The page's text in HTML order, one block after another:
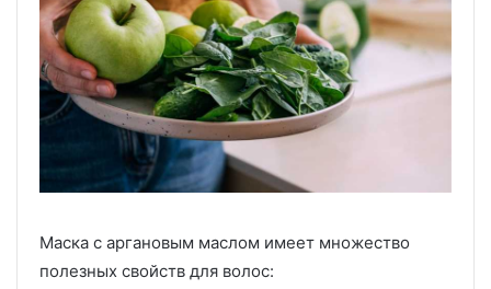
Маска с аргановым маслом имеет множество
полезных свойств для волос: